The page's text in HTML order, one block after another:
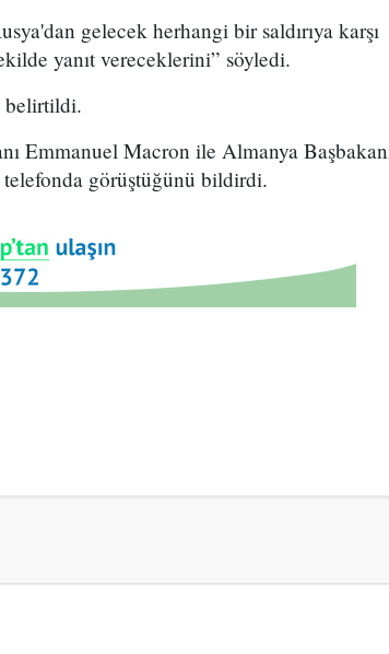
gelecek herhangi bir saldırıya karşı
yanıt vereceklerini” söyledi.
belirtildi.
Emmanuel Macron ile Almanya
görüştüğünü bildirdi.